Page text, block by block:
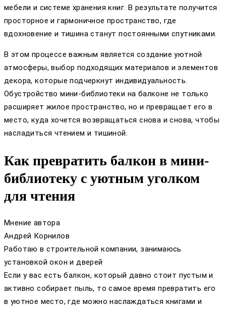
мебели и системе хранения книг. В результате получится
просторное и гармоничное пространство, где
вдохновение и тишина станут постоянными спутниками.
В этом процессе важным является создание уютной
атмосферы, выбор подходящих материалов и элементов
декора, которые подчеркнут индивидуальность.
Обустройство мини-библиотеки на балконе не только
расширяет жилое пространство, но и превращает его в
место, куда хочется возвращаться снова и снова, чтобы
насладиться чтением и тишиной.
Как превратить балкон в мини-
библиотеку с уютным уголком
для чтения
Мнение автора
Андрей Корнилов
Работаю в строительной компании, занимаюсь
установкой окон и дверей
Если у вас есть балкон, который давно стоит пустым и
активно собирает пыль, то самое время превратить его
в уютное место, где можно наслаждаться книгами и